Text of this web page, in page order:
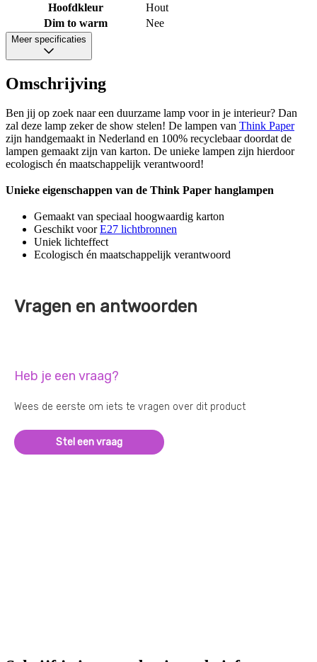
Hoofdkleur
Hout
Dim to warm
Nee
Meer specificaties
Omschrijving
Ben jij op zoek naar een duurzame lamp voor in je interieur? Dan
zal deze lamp zeker de show stelen! De lampen van Think Paper
zijn handgemaakt in Nederland en 100% recyclebaar doordat de
lampen gemaakt zijn van karton. De unieke lampen zijn hierdoor
ecologisch én maatschappelijk verantwoord!
Unieke eigenschappen van de Think Paper hanglampen
Gemaakt van speciaal hoogwaardig karton
Geschikt voorE27 lichtbronnen
Uniek lichteffect
Ecologisch én maatschappelijk verantwoord
Vragen en antwoorden
Heb je een vraag?
Wees de eerste om iets te vragen over dit product
Stel een vraag